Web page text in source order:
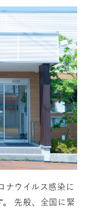
ナウイルス感染に
。 先般、全国に緊